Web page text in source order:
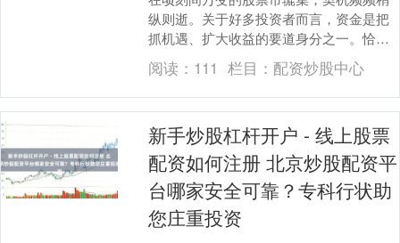
纵则逝。关于好多投资者而言，资金是把
抓机遇、扩大收益的要道身分之一。恰是
在这么的布景下，北京炒股配资开户平台
应时而生，奋勉于....
阅读： 111 栏目： 配资炒股中心
新手炒股杠杆开户 - 线上股票
配资如何注册 北京炒股配资平
台哪家安全可靠？专科行状助
您庄重投资